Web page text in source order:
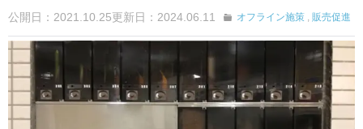
公開日：2021.10.25更新日：2024.06.11 オフライン施策 , 販売促進